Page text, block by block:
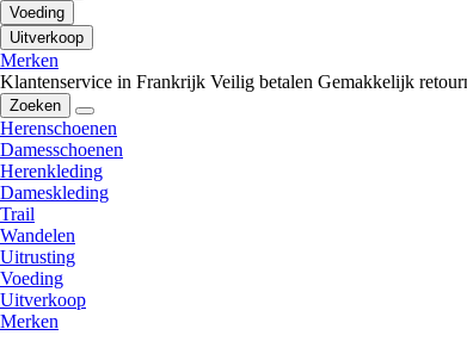
Voeding
Uitverkoop
Merken
Klantenservice in Frankrijk Veilig betalen Gemakkelijk
Zoeken
Herenschoenen
Damesschoenen
Herenkleding
Dameskleding
Trail
Wandelen
Uitrusting
Voeding
Uitverkoop
Merken